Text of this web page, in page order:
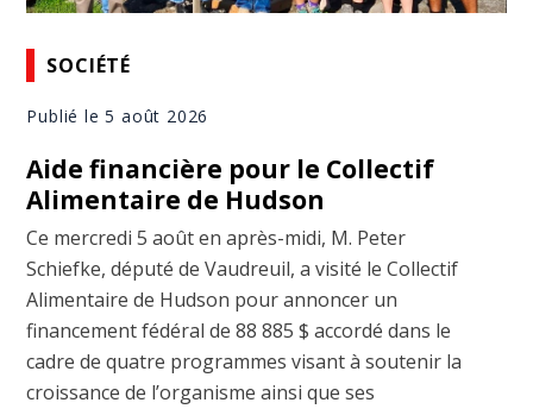
SOCIÉTÉ
Publié le 5 août 2026
Aide financière pour le Collectif
Alimentaire de Hudson
Ce mercredi 5 août en après-midi, M. Peter
Schiefke, député de Vaudreuil, a visité le Collectif
Alimentaire de Hudson pour annoncer un
financement fédéral de 88 885 $ accordé dans le
cadre de quatre programmes visant à soutenir la
croissance de l’organisme ainsi que ses